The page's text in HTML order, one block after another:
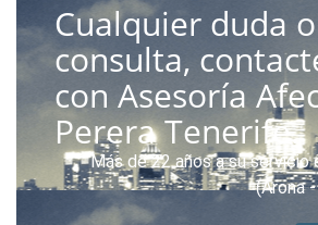
Cualquier duda o
consulta,
con Asesoría
Perera Tenerife.
Más de 22 años a su servicio
(Arona